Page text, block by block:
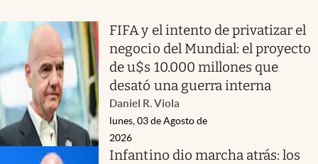
FIFA y el intento de privatizar el
negocio del Mundial: el proyecto
de u$s 10.000 millones que
desató una guerra interna
Daniel R. Viola
lunes, 03 de Agosto de
2026
Infantino dio marcha atrás: los